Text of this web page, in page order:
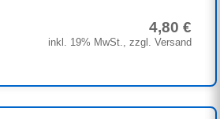
4,80 €
inkl. 19% MwSt., zzgl. Versand